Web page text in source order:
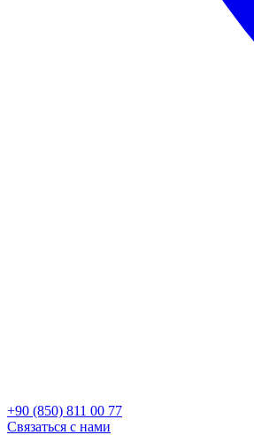
+90 (850) 811 00 77
Связаться с нами